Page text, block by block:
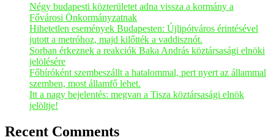
Négy budapesti közterületet adna vissza a kormány a
Fővárosi Önkormányzatnak
Hihetetlen események Budapesten: Újlipótváros érintésével
jutott a metróhoz, majd kilőtték a vaddisznót.
Sorban érkeznek a reakciók Baka András köztársasági elnöki
jelölésére
Főbíróként szembeszállt a hatalommal, pert nyert az állammal
szemben, most államfő lehet.
Itt a nagy bejelentés: megvan a Tisza köztársasági elnök
jelöltje!
Recent Comments